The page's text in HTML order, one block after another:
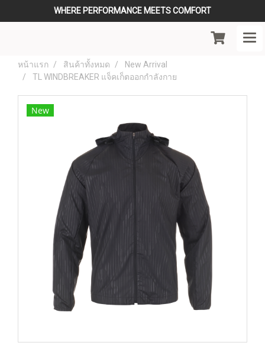
WHERE PERFORMANCE MEETS COMFORT
หน้าแรก สินค้าทั้งหมด
New Arrival
TL WINDBREAKER แจ็คเก็ตออกกำลังกาย
New